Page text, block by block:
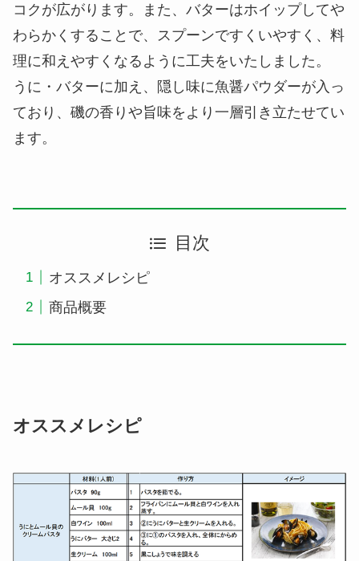
コクが広がります。また、バターはホイップしてや
わらかくすることで、スプーンですくいやすく、料
理に和えやすくなるように工夫をいたしました。
うに・バターに加え、隠し味に魚醤パウダーが入っ
ており、磯の香りや旨味をより一層引き立たせてい
ます。
目次
オススメレシピ
商品概要
オススメレシピ